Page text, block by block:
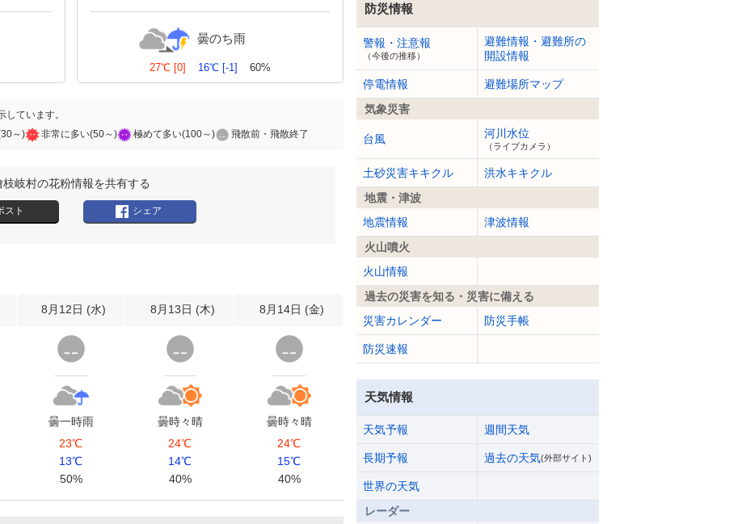
曇のち雨
27℃ [0] 16℃ [-1] 60%
ています。
～) 非常に多い(50～) 極めて多い(100～) 飛散前・飛散終了
枝岐村の花粉情報を共有する
スト シェア
8月12日 (水)
曇一時雨
23℃
13℃
50%
8月13日 (木)
曇時々晴
24℃
14℃
40%
8月14日 (金)
曇時々晴
24℃
15℃
40%
防災情報
警報・注意報
（今後の推移）
避難情報・避難所の
開設情報
停電情報
避難場所マップ
気象災害
台風 河川水位
（ライブカメラ）
土砂災害キキクル
洪水キキクル
地震・津波
地震情報
津波情報
火山噴火
火山情報
過去の災害を知る・災害に備える
災害カレンダー
防災手帳
防災速報
天気情報
天気予報 週間天気
長期予報 過去の天気(外部サイト)
世界の天気
レーダー